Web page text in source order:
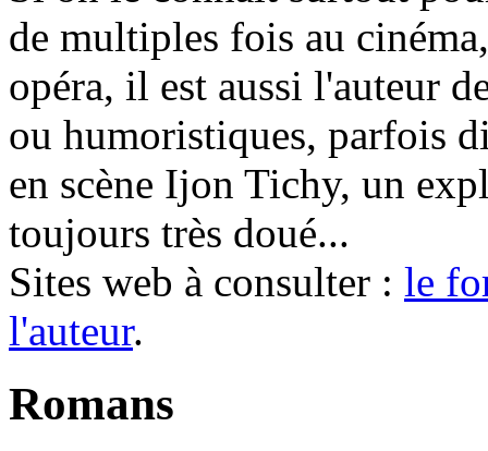
de multiples fois au
opéra, il est aussi l'auteur
ou humoristiques, parfois
en scène Ijon Tichy, un
toujours très doué...
Sites web à consulter : le
l'auteur.
Romans